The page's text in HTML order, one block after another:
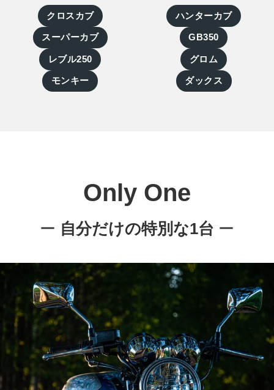
クロスカブ ハンターカブ
スーパーカブ GB350
レブル250 グロム
モンキー ダックス
Only One
ー 自分だけの特別な1台 ー